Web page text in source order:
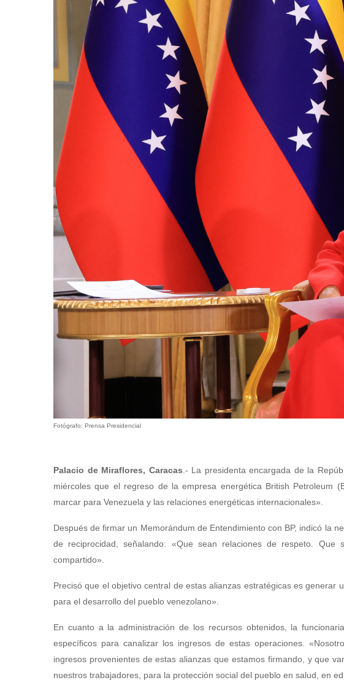
Fotógrafo: Prensa Presidencial
Palacio de Miraflores, Caracas .- La presidenta encargada de la
miércoles que el regreso de la empresa energética British Petroleum
marcar para Venezuela y las relaciones energéticas internacionales».
Después de firmar un Memorándum de Entendimiento con BP, indicó la
de reciprocidad, señalando: «Que sean relaciones de respeto. Que
compartido».
Precisó que el objetivo central de estas alianzas estratégicas es
para el desarrollo del pueblo venezolano».
En cuanto a la administración de los recursos obtenidos, la
específicos para canalizar los ingresos de estas operaciones.
ingresos provenientes de estas alianzas que estamos firmando, y que
nuestros trabajadores, para la protección social del pueblo en salud, en